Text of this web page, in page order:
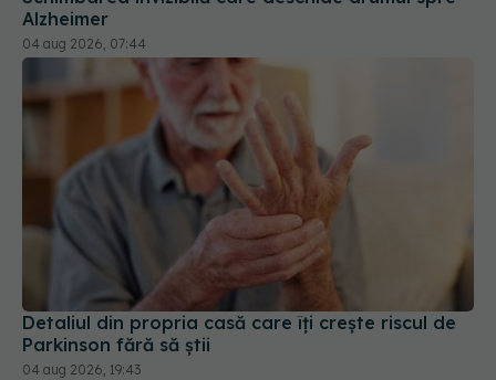
Detaliul din propria casă care îți crește riscul de
Parkinson fără să știi
04 aug 2026, 19:43